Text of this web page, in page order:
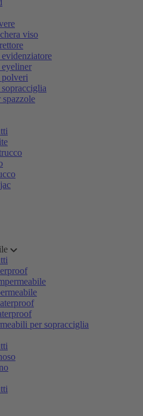
viso
eyeliner
polveri
spazzole
per sopracciglia